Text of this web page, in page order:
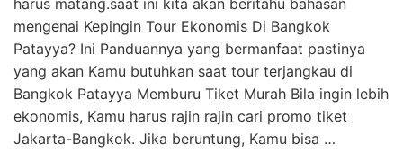
harus matang.saat ini kita akan beritahu bahasan
mengenai Kepingin Tour Ekonomis Di Bangkok
Patayya? Ini Panduannya yang bermanfaat pastinya
yang akan Kamu butuhkan saat tour terjangkau di
Bangkok Patayya Memburu Tiket Murah Bila ingin lebih
ekonomis, Kamu harus rajin rajin cari promo tiket
Jakarta-Bangkok. Jika beruntung, Kamu bisa …